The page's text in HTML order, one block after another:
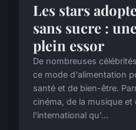
Les stars
sans sucre :
plein essor
De nombreuses
ce mode d'alimentation
santé et de bien-être.
cinéma, de la musique
l'international qu'...